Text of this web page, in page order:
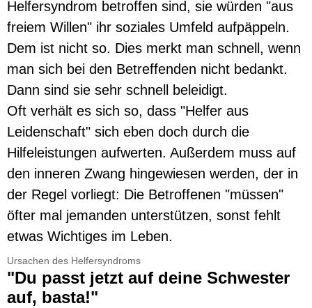
Helfersyndrom betroffen sind, sie würden "aus
freiem Willen" ihr soziales Umfeld aufpäppeln.
Dem ist nicht so. Dies merkt man schnell, wenn
man sich bei den Betreffenden nicht bedankt.
Dann sind sie sehr schnell beleidigt.
Oft verhält es sich so, dass "Helfer aus
Leidenschaft" sich eben doch durch die
Hilfeleistungen aufwerten. Außerdem muss auf
den inneren Zwang hingewiesen werden, der in
der Regel vorliegt: Die Betroffenen "müssen"
öfter mal jemanden unterstützen, sonst fehlt
etwas Wichtiges im Leben.
Ursachen des Helfersyndroms
"Du passt jetzt auf deine Schwester
auf, basta!"